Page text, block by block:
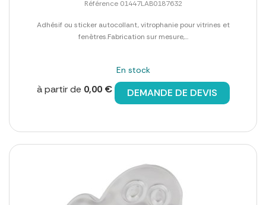
Référence 01447LAB0187632
Adhésif ou sticker autocollant, vitrophanie pour vitrines et
fenêtres.Fabrication sur mesure,...
En stock
à partir de 0,00 € DEMANDE DE DEVIS